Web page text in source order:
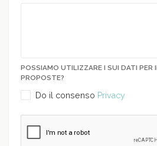
POSSIAMO UTILIZZARE I SUI DATI PER
PROPOSTE?
Do il consenso Privacy